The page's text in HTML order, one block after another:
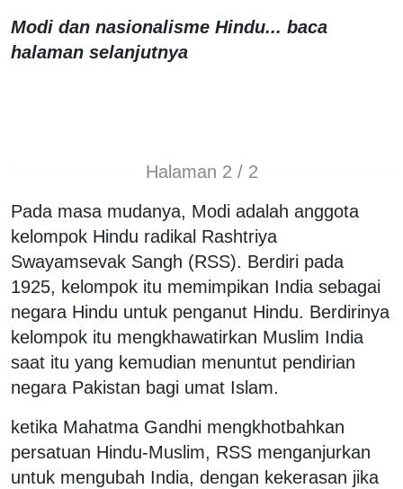
Modi dan nasionalisme Hindu... baca
halaman selanjutnya
Halaman 2 / 2
Pada masa mudanya, Modi adalah anggota
kelompok Hindu radikal Rashtriya
Swayamsevak Sangh (RSS). Berdiri pada
1925, kelompok itu memimpikan India sebagai
negara Hindu untuk penganut Hindu. Berdirinya
kelompok itu mengkhawatirkan Muslim India
saat itu yang kemudian menuntut pendirian
negara Pakistan bagi umat Islam.
ketika Mahatma Gandhi mengkhotbahkan
persatuan Hindu-Muslim, RSS menganjurkan
untuk mengubah India, dengan kekerasan jika